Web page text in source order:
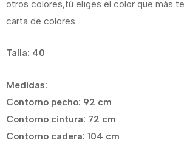
otros colores,tú eliges el color que más
carta de colores.
Talla: 40
Medidas:
Contorno pecho: 92 cm
Contorno cintura: 72 cm
Contorno cadera: 104 cm